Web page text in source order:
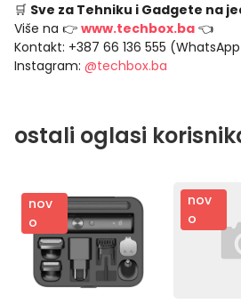
🛒 Sve za Tehniku i Gadgete na
Više na 👉 www.techbox.ba 👈
Kontakt: +387 66 136 555
Instagram: @techbox.ba
ostali oglasi
nov
o
nov
o